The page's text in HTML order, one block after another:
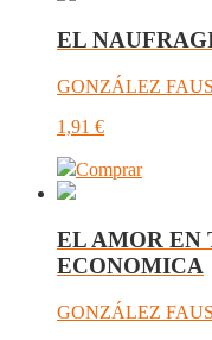
EL
GONZÁLEZ
1,91 €
Comprar
EL AMOR EN
ECONOMICA
GONZÁLEZ